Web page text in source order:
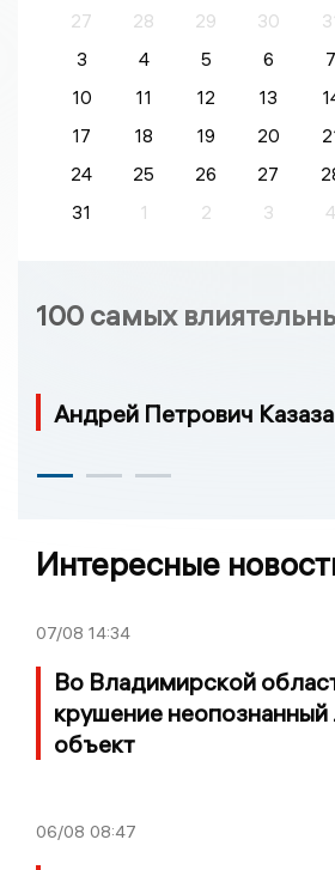
27
28 29 30
3
4 5 6 7
10
11 12 13
17
18 19 20
24
25 26 27
31
1 2 3 4
100 самых
Андрей Петрович
Интересные
07/08 14:34
Во Владимирской
крушение неопознанный
объект
06/08 08:47